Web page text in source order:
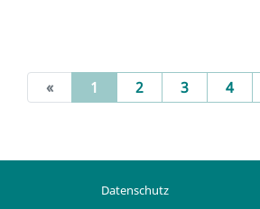
« 1 (current)
2 3 4
Datenschutz